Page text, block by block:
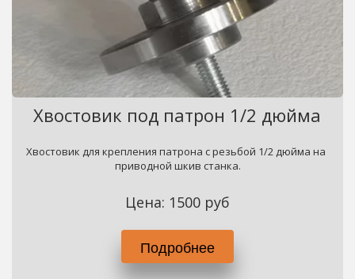
Хвостовик под патрон 1/2 дюйма
Хвостовик для крепления патрона с резьбой 1/2 дюйма на
приводной шкив станка.
Цена: 1500 руб
Подробнее